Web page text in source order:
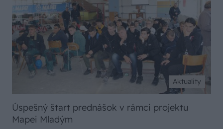
Aktuality
Úspešný štart prednášok v rámci projektu
Mapei Mladým